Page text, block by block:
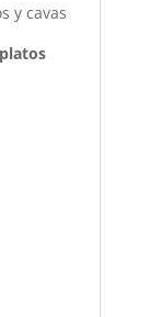
y cavas